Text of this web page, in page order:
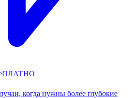
ПЛАТНО
когда нужны более глубокие